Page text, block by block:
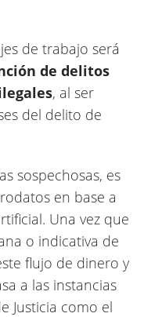
de trabajo será
de delitos
, al ser
del delito de
sospechosas, es
en base a
Una vez que
o indicativa de
flujo de dinero y
a las instancias
Justicia como el